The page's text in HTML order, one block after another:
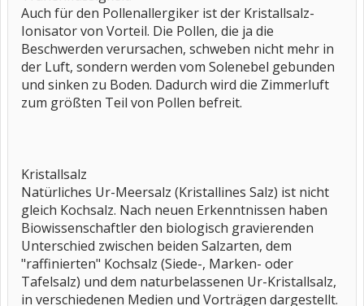
Auch für den Pollenallergiker ist der Kristallsalz-
Ionisator von Vorteil. Die Pollen, die ja die
Beschwerden verursachen, schweben nicht mehr in
der Luft, sondern werden vom Solenebel gebunden
und sinken zu Boden. Dadurch wird die Zimmerluft
zum größten Teil von Pollen befreit.
Kristallsalz
Natürliches Ur-Meersalz (Kristallines Salz) ist nicht
gleich Kochsalz. Nach neuen Erkenntnissen haben
Biowissenschaftler den biologisch gravierenden
Unterschied zwischen beiden Salzarten, dem
"raffinierten" Kochsalz (Siede-, Marken- oder
Tafelsalz) und dem naturbelassenen Ur-Kristallsalz,
in verschiedenen Medien und Vorträgen dargestellt.